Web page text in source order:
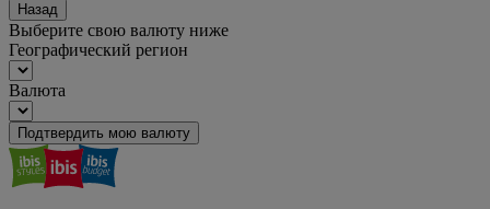
Назад
Выберите свою валюту ниже
Географический регион
Валюта
Подтвердить мою валюту